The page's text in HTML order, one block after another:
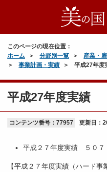
このページの現在位置：
ホーム
分野別一覧 産業・
事業計画・実績
平成27年度
平成27年度実績
コンテンツ番号：77957 更新日：
平成２７年度実績 ５０７
【平成２７年度実績（ハード